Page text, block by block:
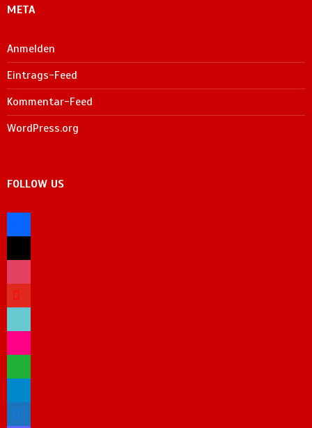
META
Anmelden
Eintrags-Feed
Kommentar-Feed
WordPress.org
FOLLOW US
facebook
x
instagram
youtube
tiktok
flickr
whatsapp
telegram
bluesky